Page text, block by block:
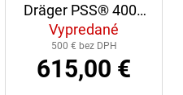
Dräger PSS® 4000
+ maska s
náhlavným krížom
(248)
Vypredané
500 € bez DPH
615,00 €